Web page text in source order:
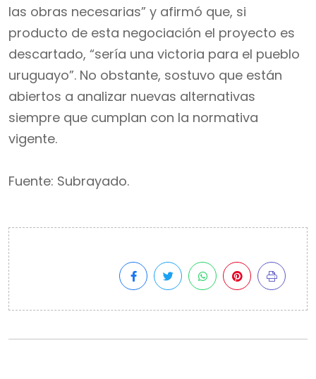
las obras necesarias” y afirmó que, si
producto de esta negociación el proyecto es
descartado, “sería una victoria para el pueblo
uruguayo”. No obstante, sostuvo que están
abiertos a analizar nuevas alternativas
siempre que cumplan con la normativa
vigente.
Fuente: Subrayado.